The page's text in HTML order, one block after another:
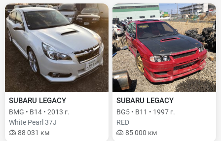
SUBARU LEGACY
BMG • B14 • 2013 г.
White Pearl 37J
88 031 км
SUBARU LEGACY
BG5 • B11 • 1997 г.
RED
85 000 км